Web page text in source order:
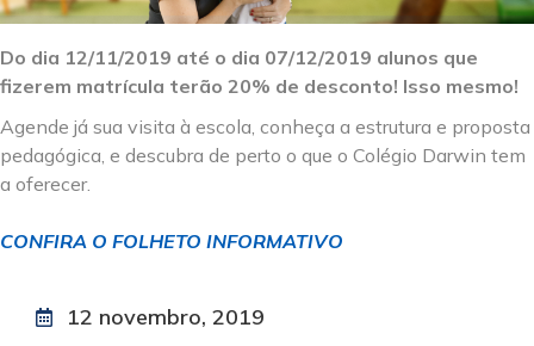
Do dia 12/11/2019 até o dia 07/12/2019 alunos que
fizerem matrícula terão 20% de desconto! Isso mesmo!
Agende já sua visita à escola, conheça a estrutura e proposta
pedagógica, e descubra de perto o que o Colégio Darwin tem
a oferecer.
CONFIRA O FOLHETO INFORMATIVO
12 novembro, 2019